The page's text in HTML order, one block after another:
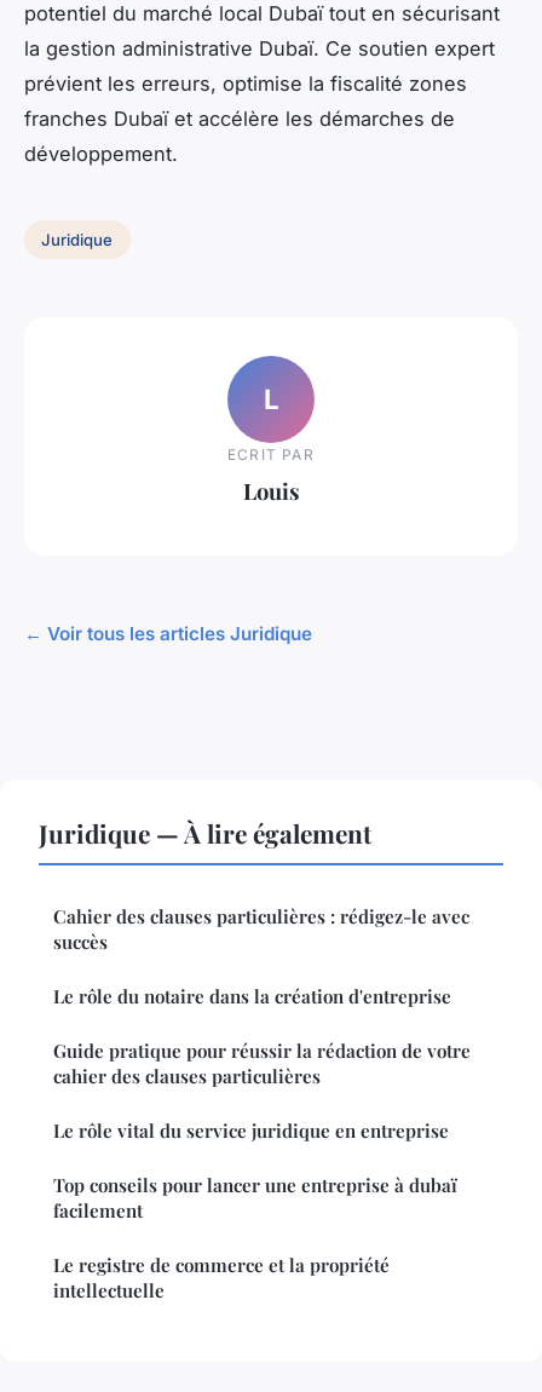
potentiel du marché local Dubaï tout en sécurisant
la gestion administrative Dubaï. Ce soutien expert
prévient les erreurs, optimise la fiscalité zones
franches Dubaï et accélère les démarches de
développement.
Juridique
L
ECRIT PAR
Louis
← Voir tous les articles Juridique
Juridique — À lire également
Cahier des clauses particulières : rédigez-le avec
succès
Le rôle du notaire dans la création d'entreprise
Guide pratique pour réussir la rédaction de votre
cahier des clauses particulières
Le rôle vital du service juridique en entreprise
Top conseils pour lancer une entreprise à dubaï
facilement
Le registre de commerce et la propriété
intellectuelle